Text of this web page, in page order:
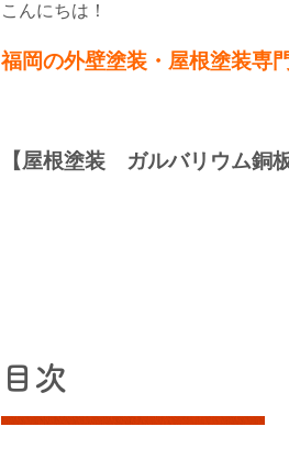
こんにちは！
福岡の外壁塗装・屋根塗装専
【屋根塗装 ガルバリウム銅板
目次